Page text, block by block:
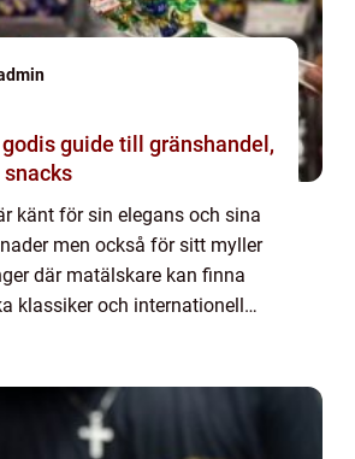
snacks
känt för sin elegans och sina
men också för sitt myller
där matälskare kan finna
klassiker och internationell